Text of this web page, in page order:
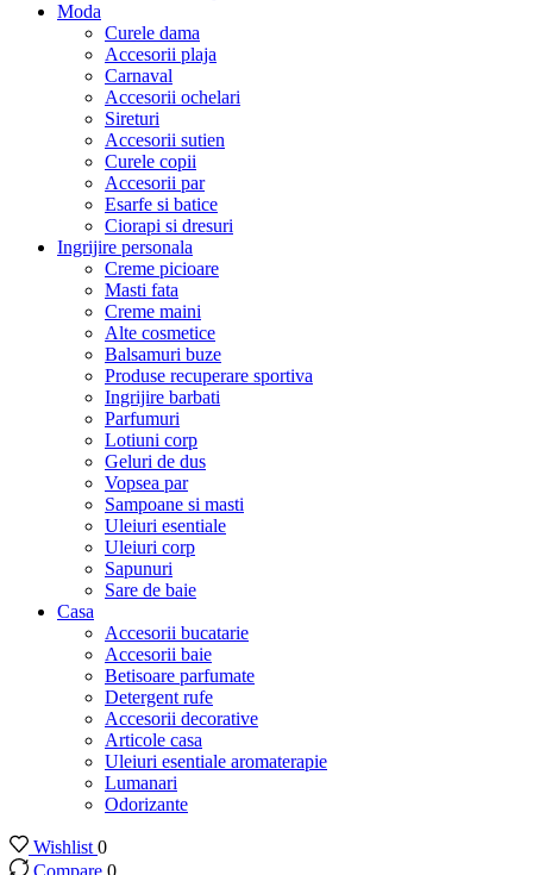
Moda
Curele dama
Accesorii plaja
Carnaval
Accesorii ochelari
Sireturi
Accesorii sutien
Curele copii
Accesorii par
Esarfe si batice
Ciorapi si dresuri
Ingrijire personala
Creme picioare
Masti fata
Creme maini
Alte cosmetice
Balsamuri buze
Produse recuperare sportiva
Ingrijire barbati
Parfumuri
Lotiuni corp
Geluri de dus
Vopsea par
Sampoane si masti
Uleiuri esentiale
Uleiuri corp
Sapunuri
Sare de baie
Casa
Accesorii bucatarie
Accesorii baie
Betisoare parfumate
Detergent rufe
Accesorii decorative
Articole casa
Uleiuri esentiale aromaterapie
Lumanari
Odorizante
Wishlist 0